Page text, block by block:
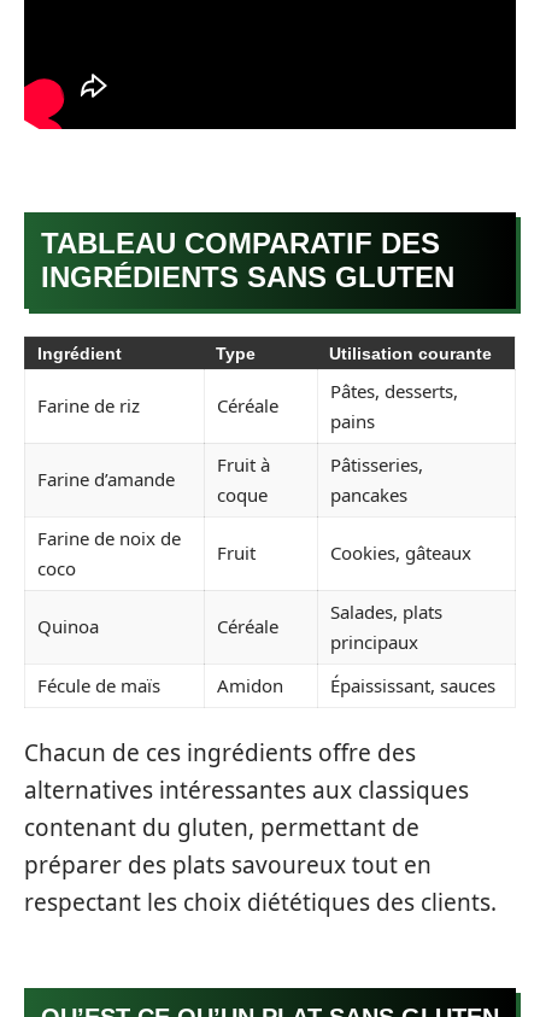
TABLEAU COMPARATIF DES
INGRÉDIENTS SANS GLUTEN
Ingrédient Type Utilisation courante
Farine de riz Céréale
Pâtes, desserts,
pains
Farine d’amande
Fruit à
coque
Pâtisseries,
pancakes
Farine de noix de
coco
Fruit Cookies, gâteaux
Quinoa Céréale
Salades, plats
principaux
Fécule de maïs
Amidon Épaississant, sauces
Chacun de ces ingrédients offre des
alternatives intéressantes aux classiques
contenant du gluten, permettant de
préparer des plats savoureux tout en
respectant les choix diététiques des clients.